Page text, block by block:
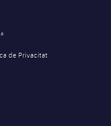
de Privacitat